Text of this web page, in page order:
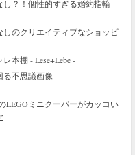
？！個性的すぎる婚約指輪 -
のクリエイティブなショッピ
本棚 - Lese+Lebe -
る不思議画像 -
LEGOミニクーパーがカッコい